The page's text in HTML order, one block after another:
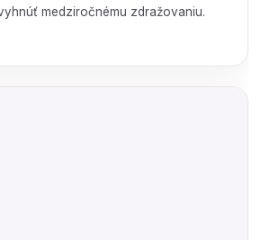
medziročnému zdražovaniu.